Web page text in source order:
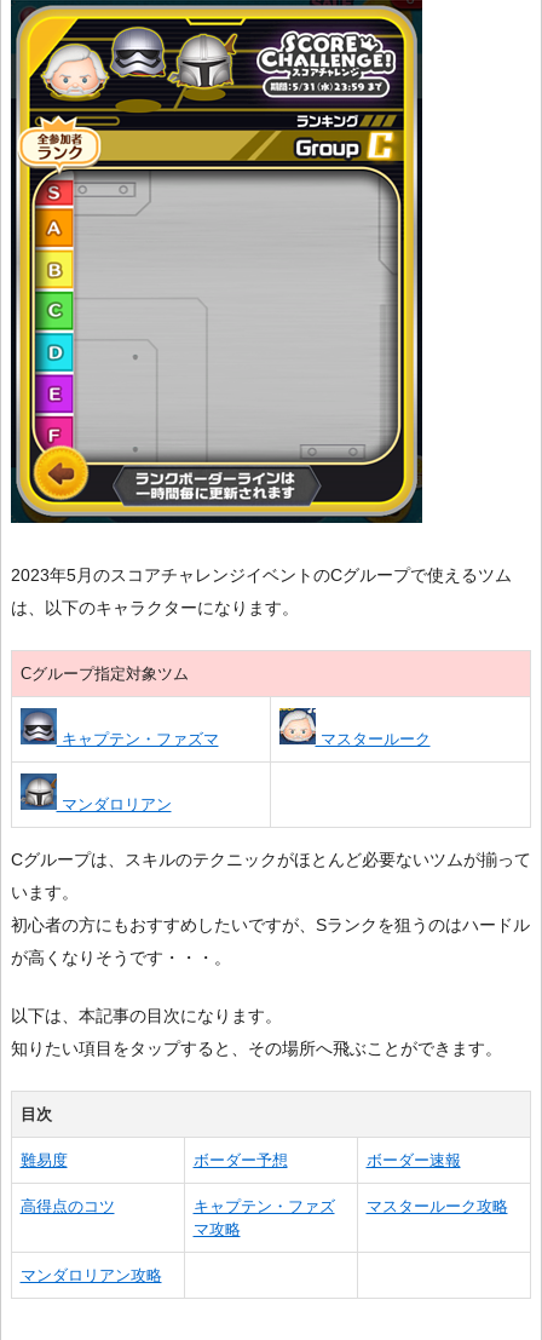
2023年5月のスコアチャレンジイベントのCグループで使えるツム
は、以下のキャラクターになります。
Cグループ指定対象ツム
キャプテン・ファズマ マスタールーク
マンダロリアン
Cグループは、スキルのテクニックがほとんど必要ないツムが揃って
います。
初心者の方にもおすすめしたいですが、Sランクを狙うのはハードル
が高くなりそうです・・・。
以下は、本記事の目次になります。
知りたい項目をタップすると、その場所へ飛ぶことができます。
目次
難易度 ボーダー予想 ボーダー速報
高得点のコツ
キャプテン・ファズ
マ攻略
マスタールーク攻略
マンダロリアン攻略